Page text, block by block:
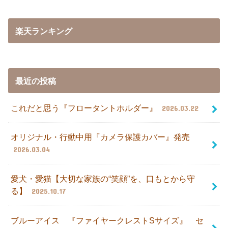
楽天ランキング
最近の投稿
これだと思う『フロータントホルダー』 2026.03.22
オリジナル・行動中用『カメラ保護カバー』発売
2026.03.04
愛犬・愛猫【大切な家族の“笑顔”を、口もとから守
る】
2025.10.17
ブルーアイス 『ファイヤークレストSサイズ』 セ